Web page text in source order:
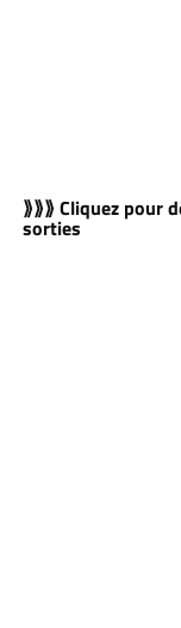
⟫⟫⟫ Cliquez pour
sorties